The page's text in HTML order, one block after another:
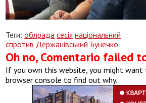
Теги:облрада сесія національний
спротив Держанівський Бунечко
Oh no, Comentario failed
If you own this website, you might
browser console to find out why.